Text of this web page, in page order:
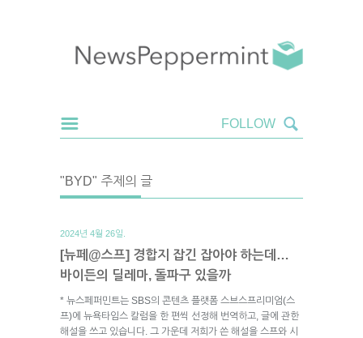
"BYD" 주제의 글
2024년 4월 26일.
[뉴페@스프] 경합지 잡긴 잡아야 하는데…
바이든의 딜레마, 돌파구 있을까
* 뉴스페퍼민트는 SBS의 콘텐츠 플랫폼 스브스프리미엄(스
프)에 뉴욕타임스 칼럼을 한 편씩 선정해 번역하고, 글에 관한
해설을 쓰고 있습니다. 그 가운데 저희가 쓴 해설을 스프와 시